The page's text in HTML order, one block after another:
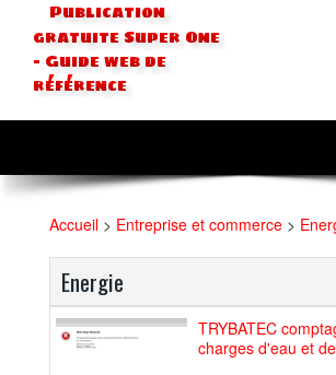
Publication
gratuite Super One
- Guide web de
référence
Accueil > Entreprise et commerce >
Energie
TRYBATEC
charges d'eau et